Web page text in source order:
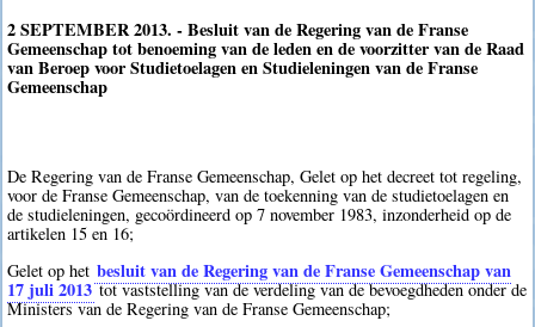
2 SEPTEMBER 2013. - Besluit van de Regering van de Franse
Gemeenschap tot benoeming van de leden en de voorzitter van de Raad
van Beroep voor Studietoelagen en Studieleningen van de Franse
Gemeenschap
De Regering van de Franse Gemeenschap, Gelet op het decreet tot regeling,
voor de Franse Gemeenschap, van de toekenning van de studietoelagen en
de studieleningen, gecoördineerd op 7 november 1983, inzonderheid op de
artikelen 15 en 16;
Gelet op het besluit van de Regering van de Franse Gemeenschap van
17 juli 2013tot vaststelling van de verdeling van de bevoegdheden onder de
Ministers van de Regering van de Franse Gemeenschap;